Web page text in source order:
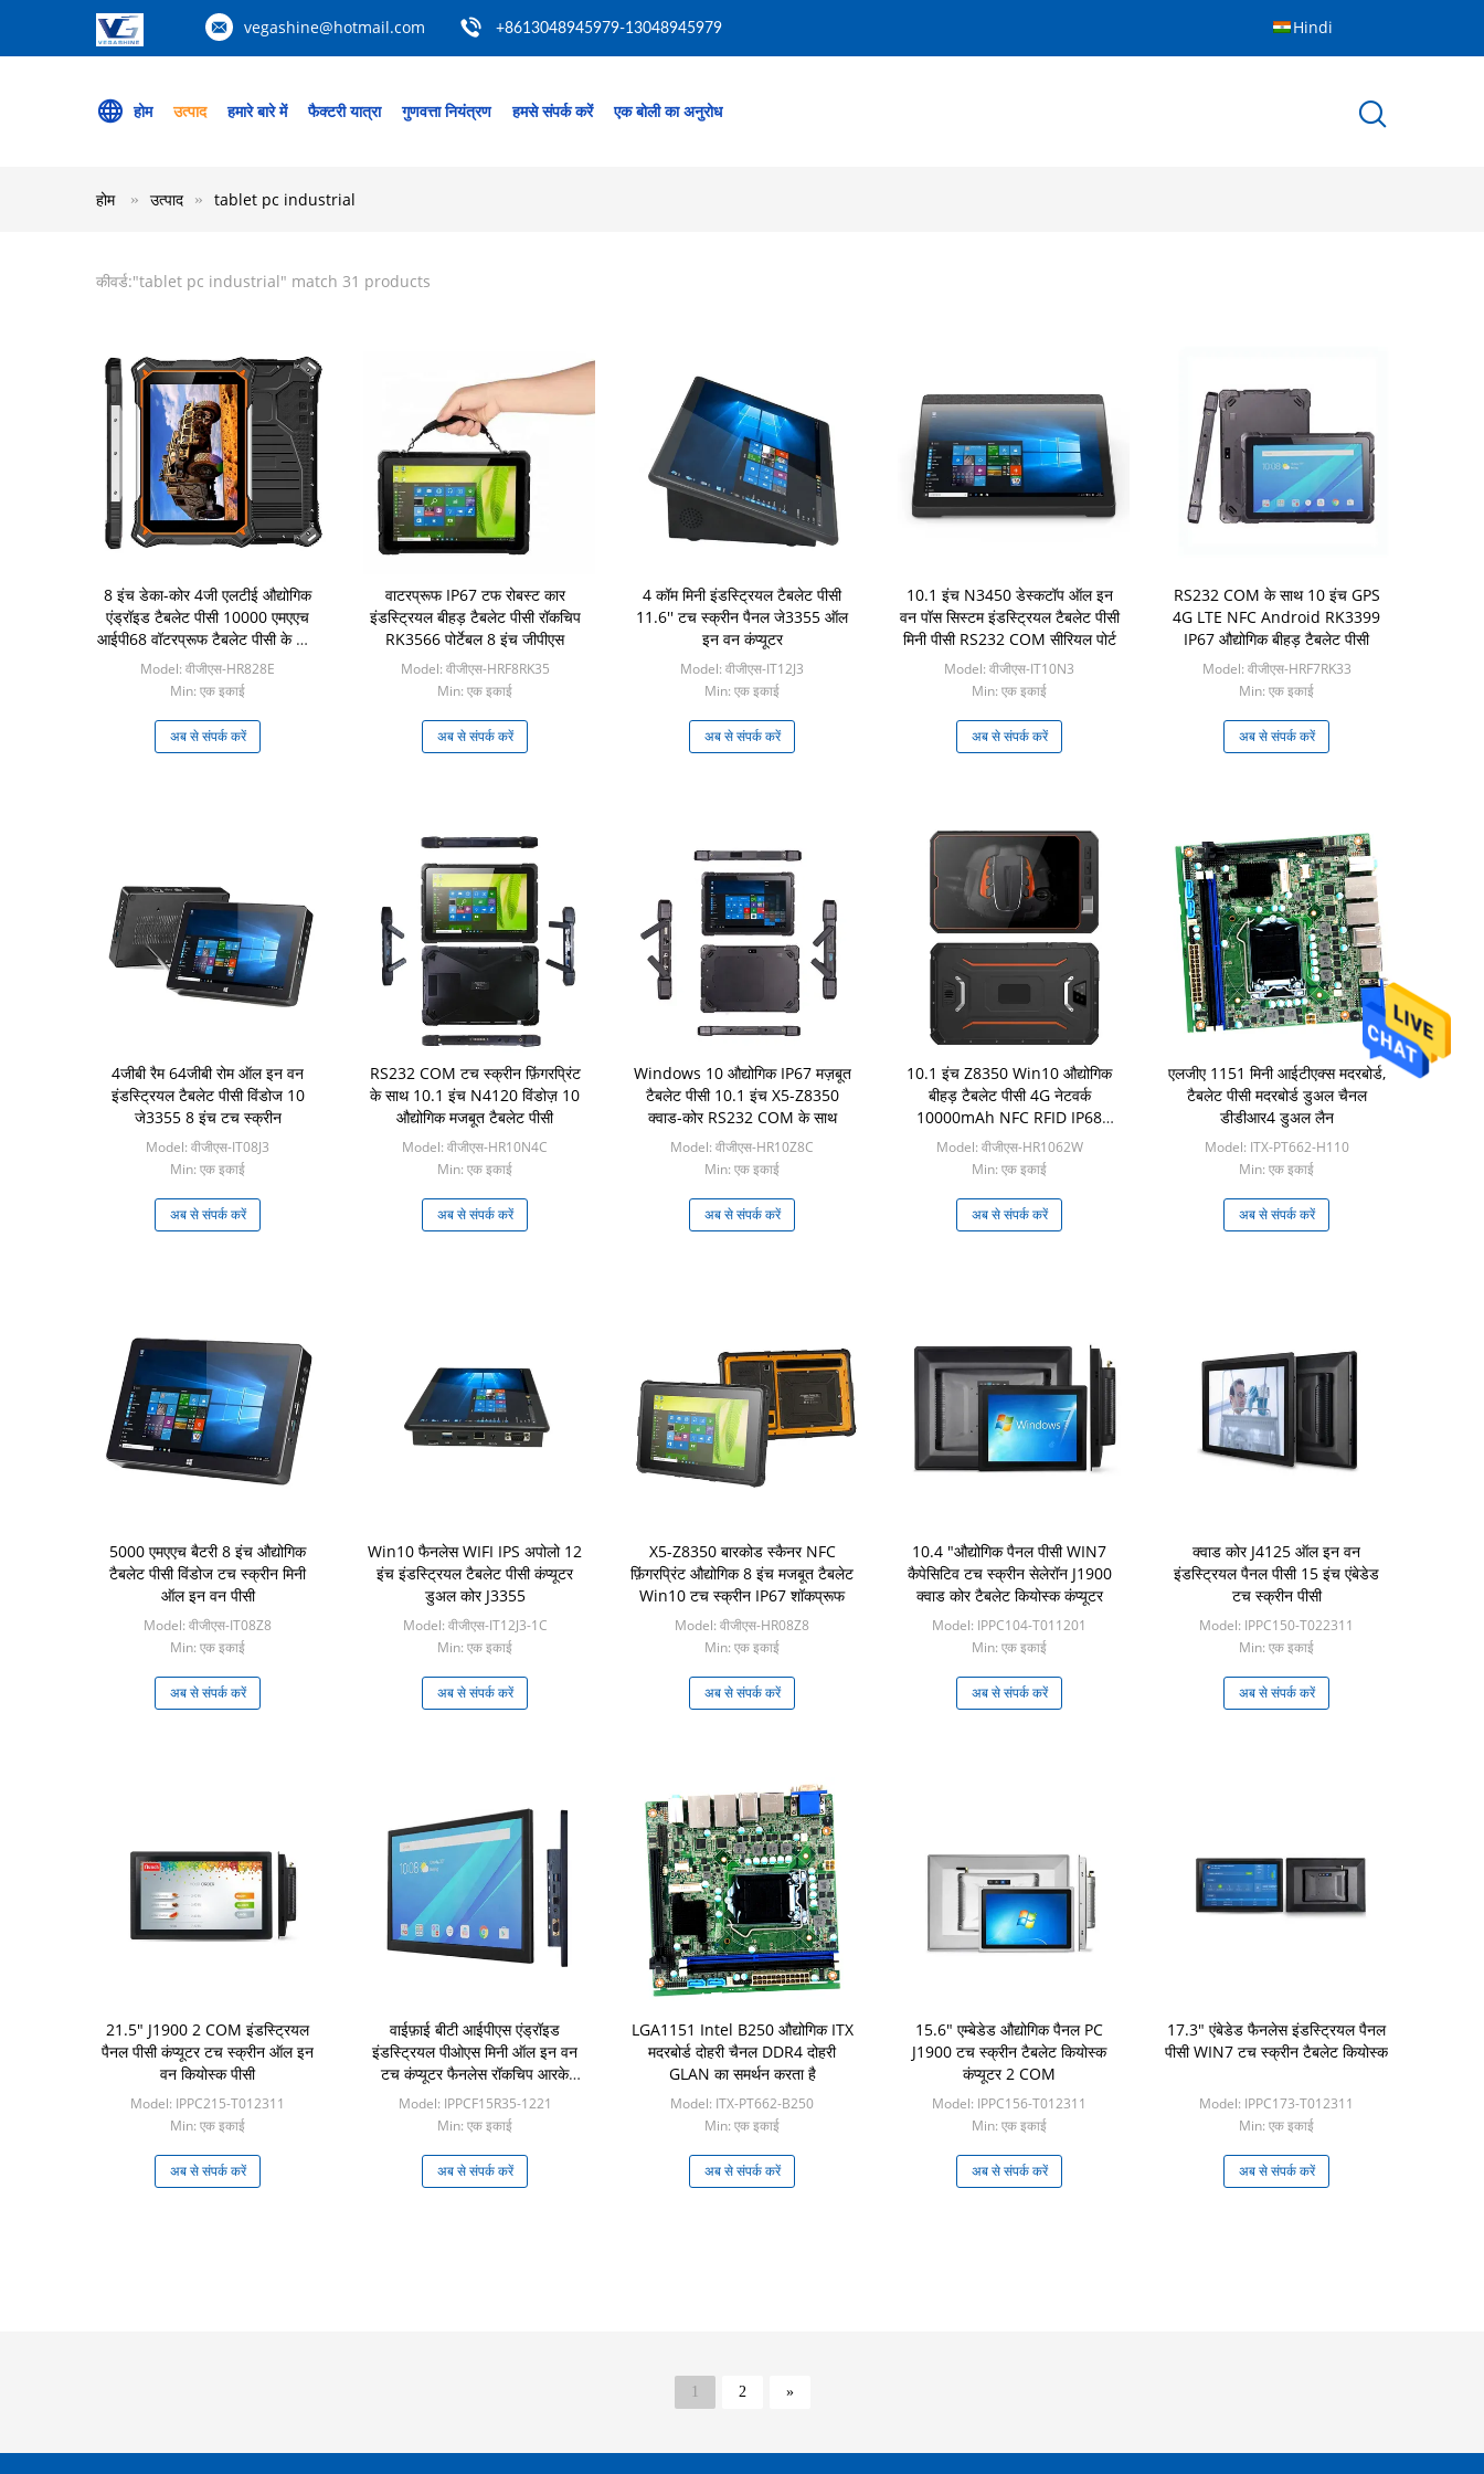
vegashine@hotmail.com +8613048945979-13048945979 Hindi
होम उत्पाद हमारे बारे में फैक्टरी यात्रा गुणवत्ता नियंत्रण हमसे संपर्क करें एक बोली का अनुरोध
होम उत्पाद tablet pc industrial
कीवर्ड:"tablet pc industrial" match 31 products
8 इंच डेका-कोर 4जी एलटीई औद्योगिक
एंड्रॉइड टैबलेट पीसी 10000 एमएएच
आईपी68 वॉटरप्रूफ टैबलेट पीसी के साथ
मजबूत
Model: वीजीएस-HR828E
Min: एक इकाई
अब से संपर्क करें
वाटरप्रूफ IP67 टफ रोबस्ट कार
इंडस्ट्रियल बीहड़ टैबलेट पीसी रॉकचिप
RK3566 पोर्टेबल 8 इंच जीपीएस
Model: वीजीएस-HRF8RK35
Min: एक इकाई
अब से संपर्क करें
4 कॉम मिनी इंडस्ट्रियल टैबलेट पीसी
11.6'' टच स्क्रीन पैनल जे3355 ऑल
इन वन कंप्यूटर
Model: वीजीएस-IT12J3
Min: एक इकाई
अब से संपर्क करें
10.1 इंच N3450 डेस्कटॉप ऑल इन
वन पॉस सिस्टम इंडस्ट्रियल टैबलेट पीसी
मिनी पीसी RS232 COM सीरियल पोर्ट
Model: वीजीएस-IT10N3
Min: एक इकाई
अब से संपर्क करें
RS232 COM के साथ 10 इंच GPS
4G LTE NFC Android RK3399
IP67 औद्योगिक बीहड़ टैबलेट पीसी
Model: वीजीएस-HRF7RK33
Min: एक इकाई
अब से संपर्क करें
4जीबी रैम 64जीबी रोम ऑल इन वन
इंडस्ट्रियल टैबलेट पीसी विंडोज 10
जे3355 8 इंच टच स्क्रीन
Model: वीजीएस-IT08J3
Min: एक इकाई
अब से संपर्क करें
RS232 COM टच स्क्रीन फ़िंगरप्रिंट
के साथ 10.1 इंच N4120 विंडोज़ 10
औद्योगिक मजबूत टैबलेट पीसी
Model: वीजीएस-HR10N4C
Min: एक इकाई
अब से संपर्क करें
Windows 10 औद्योगिक IP67 मज़बूत
टैबलेट पीसी 10.1 इंच X5-Z8350
क्वाड-कोर RS232 COM के साथ
Model: वीजीएस-HR10Z8C
Min: एक इकाई
अब से संपर्क करें
10.1 इंच Z8350 Win10 औद्योगिक
बीहड़ टैबलेट पीसी 4G नेटवर्क
10000mAh NFC RFID IP68
वाटरप्रूफ
Model: वीजीएस-HR1062W
Min: एक इकाई
अब से संपर्क करें
एलजीए 1151 मिनी आईटीएक्स मदरबोर्ड,
टैबलेट पीसी मदरबोर्ड डुअल चैनल
डीडीआर4 डुअल लैन
Model: ITX-PT662-H110
Min: एक इकाई
अब से संपर्क करें
5000 एमएएच बैटरी 8 इंच औद्योगिक
टैबलेट पीसी विंडोज टच स्क्रीन मिनी
ऑल इन वन पीसी
Model: वीजीएस-IT08Z8
Min: एक इकाई
अब से संपर्क करें
Win10 फैनलेस WIFI IPS अपोलो 12
इंच इंडस्ट्रियल टैबलेट पीसी कंप्यूटर
डुअल कोर J3355
Model: वीजीएस-IT12J3-1C
Min: एक इकाई
अब से संपर्क करें
X5-Z8350 बारकोड स्कैनर NFC
फ़िंगरप्रिंट औद्योगिक 8 इंच मजबूत टैबलेट
Win10 टच स्क्रीन IP67 शॉकप्रूफ
Model: वीजीएस-HR08Z8
Min: एक इकाई
अब से संपर्क करें
10.4 "औद्योगिक पैनल पीसी WIN7
कैपेसिटिव टच स्क्रीन सेलेरॉन J1900
क्वाड कोर टैबलेट कियोस्क कंप्यूटर
Model: IPPC104-T011201
Min: एक इकाई
अब से संपर्क करें
क्वाड कोर J4125 ऑल इन वन
इंडस्ट्रियल पैनल पीसी 15 इंच एंबेडेड
टच स्क्रीन पीसी
Model: IPPC150-T022311
Min: एक इकाई
अब से संपर्क करें
21.5" J1900 2 COM इंडस्ट्रियल
पैनल पीसी कंप्यूटर टच स्क्रीन ऑल इन
वन कियोस्क पीसी
Model: IPPC215-T012311
Min: एक इकाई
अब से संपर्क करें
वाईफ़ाई बीटी आईपीएस एंड्रॉइड
इंडस्ट्रियल पीओएस मिनी ऑल इन वन
टच कंप्यूटर फैनलेस रॉकचिप आरके
3566 15.6 इंच
Model: IPPCF15R35-1221
Min: एक इकाई
अब से संपर्क करें
LGA1151 Intel B250 औद्योगिक ITX
मदरबोर्ड दोहरी चैनल DDR4 दोहरी
GLAN का समर्थन करता है
Model: ITX-PT662-B250
Min: एक इकाई
अब से संपर्क करें
15.6" एम्बेडेड औद्योगिक पैनल PC
J1900 टच स्क्रीन टैबलेट कियोस्क
कंप्यूटर 2 COM
Model: IPPC156-T012311
Min: एक इकाई
अब से संपर्क करें
17.3" एंबेडेड फैनलेस इंडस्ट्रियल पैनल
पीसी WIN7 टच स्क्रीन टैबलेट कियोस्क
Model: IPPC173-T012311
Min: एक इकाई
अब से संपर्क करें
1 2 »